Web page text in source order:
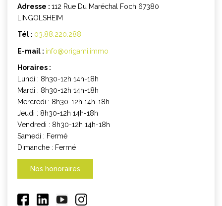
Adresse : 112 Rue Du Maréchal Foch 67380
LINGOLSHEIM
Tél : 03.88.220.288
E-mail : info@origami.immo
Horaires :
Lundi : 8h30-12h 14h-18h
Mardi : 8h30-12h 14h-18h
Mercredi : 8h30-12h 14h-18h
Jeudi : 8h30-12h 14h-18h
Vendredi : 8h30-12h 14h-18h
Samedi : Fermé
Dimanche : Fermé
Nos honoraires